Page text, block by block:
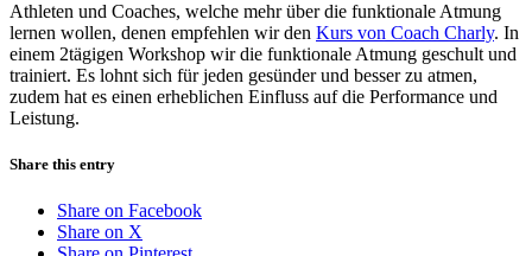
Athleten und Coaches, welche mehr über die funktionale Atmung
lernen wollen, denen empfehlen wir den Kurs von Coach Charly. In
einem 2tägigen Workshop wir die funktionale Atmung geschult und
trainiert. Es lohnt sich für jeden gesünder und besser zu atmen,
zudem hat es einen erheblichen Einfluss auf die Performance und
Leistung.
Share this entry
Share on Facebook
Share on X